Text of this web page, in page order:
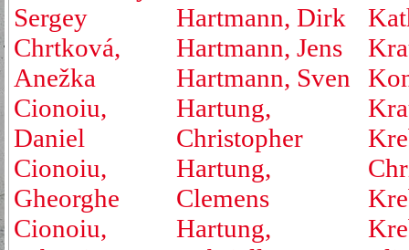
Sergey
Chrtková,
Anežka
Cionoiu,
Daniel
Cionoiu,
Gheorghe
Cionoiu,
Hartmann, Dirk
Hartmann, Jens
Hartmann, Sven
Hartung,
Christopher
Hartung,
Clemens
Hartung,